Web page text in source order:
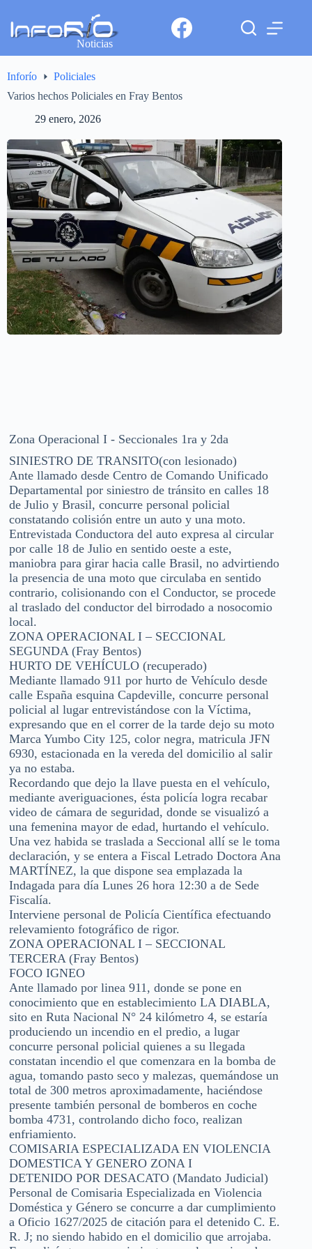
Noticias
Inforío
Policiales
Varios hechos Policiales en Fray Bentos
29 enero, 2026
Zona Operacional I - Seccionales 1ra y 2da
SINIESTRO DE TRANSITO(con lesionado)
Ante llamado desde Centro de Comando Unificado
Departamental por siniestro de tránsito en calles 18
de Julio y Brasil, concurre personal policial
constatando colisión entre un auto y una moto.
Entrevistada Conductora del auto expresa al circular
por calle 18 de Julio en sentido oeste a este,
maniobra para girar hacia calle Brasil, no advirtiendo
la presencia de una moto que circulaba en sentido
contrario, colisionando con el Conductor, se procede
al traslado del conductor del birrodado a nosocomio
local.
ZONA OPERACIONAL I – SECCIONAL
SEGUNDA (Fray Bentos)
HURTO DE VEHÍCULO (recuperado)
Mediante llamado 911 por hurto de Vehículo desde
calle España esquina Capdeville, concurre personal
policial al lugar entrevistándose con la Víctima,
expresando que en el correr de la tarde dejo su moto
Marca Yumbo City 125, color negra, matricula JFN
6930, estacionada en la vereda del domicilio al salir
ya no estaba.
Recordando que dejo la llave puesta en el vehículo,
mediante averiguaciones, ésta policía logra recabar
video de cámara de seguridad, donde se visualizó a
una femenina mayor de edad, hurtando el vehículo.
Una vez habida se traslada a Seccional allí se le toma
declaración, y se entera a Fiscal Letrado Doctora Ana
MARTÍNEZ, la que dispone sea emplazada la
Indagada para día Lunes 26 hora 12:30 a de Sede
Fiscalía.
Interviene personal de Policía Científica efectuando
relevamiento fotográfico de rigor.
ZONA OPERACIONAL I – SECCIONAL
TERCERA (Fray Bentos)
FOCO IGNEO
Ante llamado por linea 911, donde se pone en
conocimiento que en establecimiento LA DIABLA,
sito en Ruta Nacional N° 24 kilómetro 4, se estaría
produciendo un incendio en el predio, a lugar
concurre personal policial quienes a su llegada
constatan incendio el que comenzara en la bomba de
agua, tomando pasto seco y malezas, quemándose un
total de 300 metros aproximadamente, haciéndose
presente también personal de bomberos en coche
bomba 4731, controlando dicho foco, realizan
enfriamiento.
COMISARIA ESPECIALIZADA EN VIOLENCIA
DOMESTICA Y GENERO ZONA I
DETENIDO POR DESACATO (Mandato Judicial)
Personal de Comisaria Especializada en Violencia
Doméstica y Género se concurre a dar cumplimiento
a Oficio 1627/2025 de citación para el detenido C. E.
R. J; no siendo habido en el domicilio que arrojaba.